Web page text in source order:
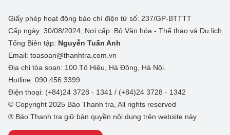
Giấy phép hoạt động báo chí điện tử số: 237/GP-BTTTT
Cấp ngày: 30/08/2024; Nơi cấp: Bộ Văn hóa - Thể thao và Du lịch
Tổng Biên tập: Nguyễn Tuấn Anh
Email: toasoan@thanhtra.com.vn
Địa chỉ tòa soạn: 100 Tô Hiệu, Hà Đông, Hà Nội.
Hotline: 090.456.3399
Điện thoại: (+84)24 3728 - 1341 / (+84)24 3728 - 1342
© Copyright 2025 Báo Thanh tra, All rights reserved
® Báo Thanh tra giữ bản quyền nội dung trên website này